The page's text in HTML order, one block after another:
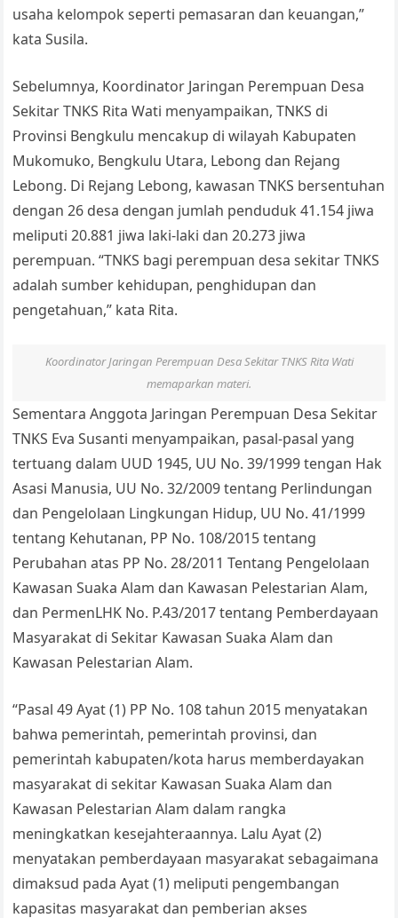
usaha kelompok seperti pemasaran dan keuangan,”
kata Susila.
Sebelumnya, Koordinator Jaringan Perempuan Desa
Sekitar TNKS Rita Wati menyampaikan, TNKS di
Provinsi Bengkulu mencakup di wilayah Kabupaten
Mukomuko, Bengkulu Utara, Lebong dan Rejang
Lebong. Di Rejang Lebong, kawasan TNKS bersentuhan
dengan 26 desa dengan jumlah penduduk 41.154 jiwa
meliputi 20.881 jiwa laki-laki dan 20.273 jiwa
perempuan. “TNKS bagi perempuan desa sekitar TNKS
adalah sumber kehidupan, penghidupan dan
pengetahuan,” kata Rita.
Koordinator Jaringan Perempuan Desa Sekitar TNKS Rita Wati
memaparkan materi.
Sementara Anggota Jaringan Perempuan Desa Sekitar
TNKS Eva Susanti menyampaikan, pasal-pasal yang
tertuang dalam UUD 1945, UU No. 39/1999 tengan Hak
Asasi Manusia, UU No. 32/2009 tentang Perlindungan
dan Pengelolaan Lingkungan Hidup, UU No. 41/1999
tentang Kehutanan, PP No. 108/2015 tentang
Perubahan atas PP No. 28/2011 Tentang Pengelolaan
Kawasan Suaka Alam dan Kawasan Pelestarian Alam,
dan PermenLHK No. P.43/2017 tentang Pemberdayaan
Masyarakat di Sekitar Kawasan Suaka Alam dan
Kawasan Pelestarian Alam.
“Pasal 49 Ayat (1) PP No. 108 tahun 2015 menyatakan
bahwa pemerintah, pemerintah provinsi, dan
pemerintah kabupaten/kota harus memberdayakan
masyarakat di sekitar Kawasan Suaka Alam dan
Kawasan Pelestarian Alam dalam rangka
meningkatkan kesejahteraannya. Lalu Ayat (2)
menyatakan pemberdayaan masyarakat sebagaimana
dimaksud pada Ayat (1) meliputi pengembangan
kapasitas masyarakat dan pemberian akses